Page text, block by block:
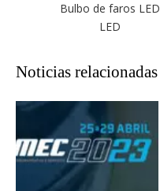
Bulbo de faros LED
LED
Noticias relacionadas